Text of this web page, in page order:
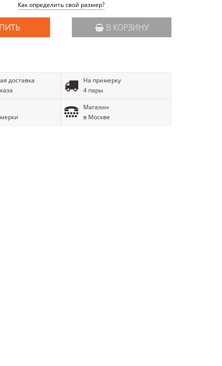
Как определить свой размер?
В КОРЗИНУ
доставка
На примерку
4 пары
Магазин
в Москве